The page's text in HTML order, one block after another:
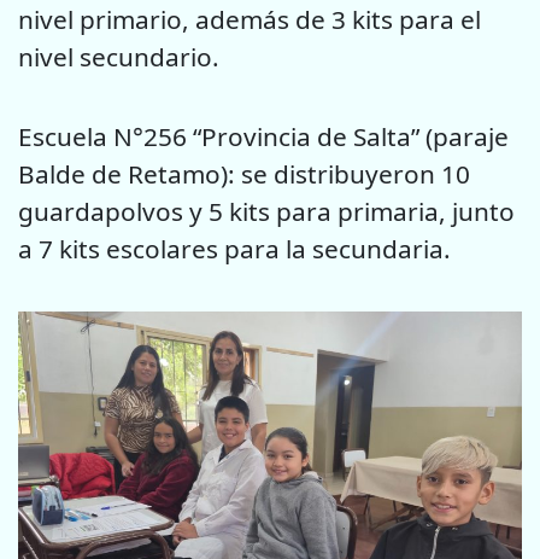
nivel primario, además de 3 kits para el
nivel secundario.
Escuela N°256 “Provincia de Salta” (paraje
Balde de Retamo): se distribuyeron 10
guardapolvos y 5 kits para primaria, junto
a 7 kits escolares para la secundaria.